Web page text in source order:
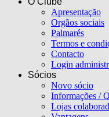
Apresentação
Orgãos sociais
Palmarés
Termos e
Contacto
Login
Sócios
Novo sócio
Informações /
Lojas